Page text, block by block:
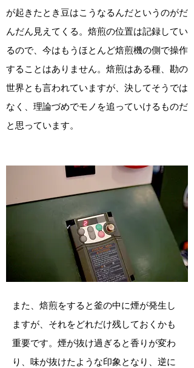
が起きたとき豆はこうなるんだというのがだ
んだん見えてくる。焙煎の位置は記録してい
るので、今はもうほとんど焙煎機の側で操作
することはありません。焙煎はある種、勘の
世界とも言われていますが、決してそうでは
なく、理論づめでモノを追っていけるものだ
と思っています。
また、焙煎をすると釜の中に煙が発生し
ますが、それをどれだけ残しておくかも
重要です。煙が抜け過ぎると香りが変わ
り、味が抜けたような印象となり、逆に